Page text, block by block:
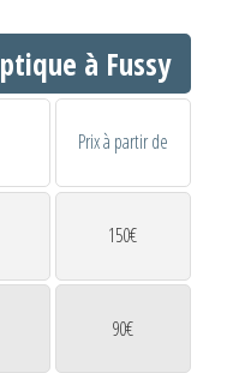
à Fussy
Prix à partir de
150€
90€